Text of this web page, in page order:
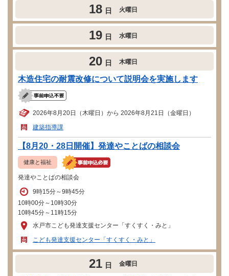
18 日 火曜日
19 日 水曜日
20 日 木曜日
木造住宅の耐震改修について説明会を実施します
2026年8月20日（木曜日）から 2026年8月21日（金曜日）
建築指導課
【8月20・28日開催】発達やことばの相談会
健康と福祉
発達やことばの相談会
9時15分～9時45分
10時00分～10時30分
10時45分～11時15分
水戸市こども発達支援センター「すくすく・みと」
こども発達支援センター「すくすく・みと」
21 日 金曜日